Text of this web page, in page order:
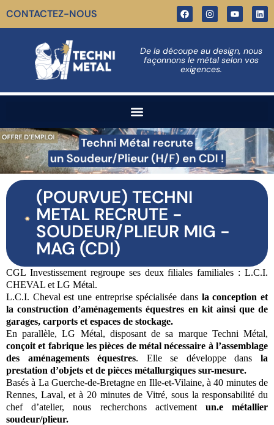
CONTACTEZ-NOUS
De la découpe au design, nous
façonnons le métal selon vos
exigences.
(POURVUE) TECHNI
METAL RECRUTE -
SOUDEUR/PLIEUR MIG -
MAG (CDI)
CGL Investissement regroupe ses deux filiales familiales : L.C.I.
CHEVAL et LG Métal.
L.C.I. Cheval est une entreprise spécialisée dans la conception et
la construction d’aménagements équestres en kit ainsi que de
garages, carports et espaces de stockage.
En parallèle, LG Métal, disposant de sa marque Techni Métal,
conçoit et fabrique les pièces de métal nécessaire à l’assemblage
des aménagements équestres. Elle se développe dansla
prestation d’objets et de pièces métallurgiques sur-mesure.
Basés à La Guerche-de-Bretagne en Ille-et-Vilaine, à 40 minutes de
Rennes, Laval, et à 20 minutes de Vitré, sous la responsabilité du
chef d’atelier, nous recherchons activement un.e métallier
soudeur/plieur.